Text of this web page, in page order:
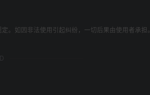
。如因非法使用引起纠纷，一切后果由使用者承担。